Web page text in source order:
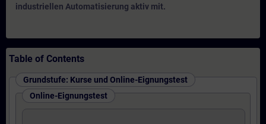
industriellen Automatisierung aktiv mit.
Table of Contents
Grundstufe: Kurse und Online-Eignungstest
Online-Eignungstest